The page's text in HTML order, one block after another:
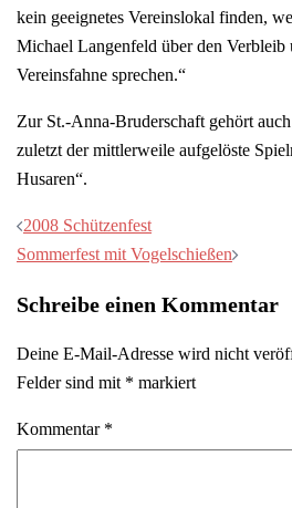
kein geeignetes Vereinslokal finden,
Michael Langenfeld über den Verbleib
Vereinsfahne sprechen.“
Zur St.-Anna-Bruderschaft gehört
zuletzt der mittlerweile aufgelöste
Husaren“.
Beitragsnavigation
2008 Schützenfest
Sommerfest mit Vogelschießen
Schreibe einen Kommentar
Deine E-Mail-Adresse wird nicht
Felder sind mit * markiert
Kommentar *